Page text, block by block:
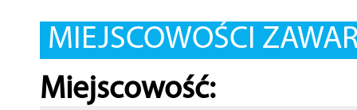
MIEJSCOWOŚCI
Miejscowość: